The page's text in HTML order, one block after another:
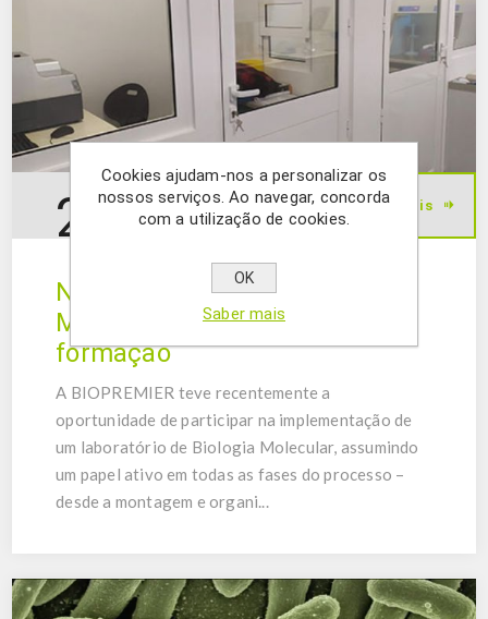
24 set. 2025
Ler mais
Novo laboratório de Biologia
Molecular: montagem e
formação
A BIOPREMIER teve recentemente a
oportunidade de participar na implementação de
um laboratório de Biologia Molecular, assumindo
um papel ativo em todas as fases do processo –
desde a montagem e organi...
Cookies ajudam-nos a personalizar os
nossos serviços. Ao navegar, concorda
com a utilização de cookies.
OK
Saber mais